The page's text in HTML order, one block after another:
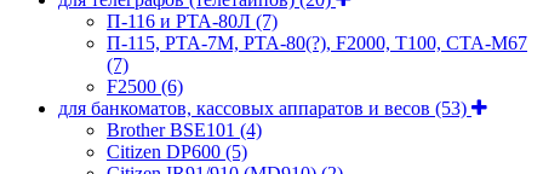
П-116 и РТА-80Л (7)
П-115, РТА-7М, РТА-80(?), F2000, T100, СТА-М67
(7)
F2500 (6)
для банкоматов, кассовых аппаратов и весов (53)
Brother BSE101 (4)
Citizen DP600 (5)